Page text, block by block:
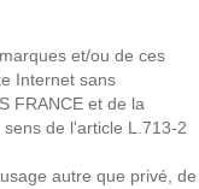
et/ou de ces
Internet sans
FRANCE et de la
de l'article L.713-2
autre que privé, de